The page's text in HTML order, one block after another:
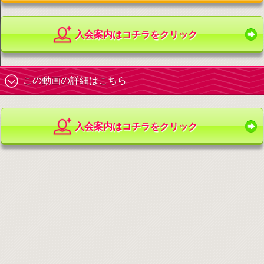
入会案内はコチラをクリック
この動画の詳細はこちら
入会案内はコチラをクリック